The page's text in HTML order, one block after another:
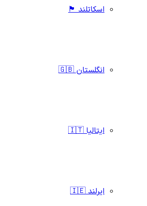
اسکاتلند 🏴󠁧󠁢󠁳󠁣󠁴󠁿
انگلستان 🇬🇧
ایتالیا 🇮🇹
ایرلند 🇮🇪